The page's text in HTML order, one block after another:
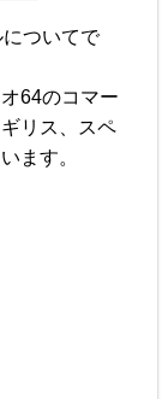
ついてで
64のコマー
リス、スペ
ます。